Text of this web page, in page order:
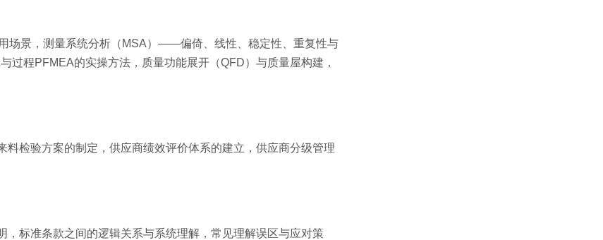
景，测量系统分析（MSA）——偏倚、线性、稳定性、重复性与
程PFMEA的实操方法，质量功能展开（QFD）与质量屋构建，
检验方案的制定，供应商绩效评价体系的建立，供应商分级管理
标准条款之间的逻辑关系与系统理解，常见理解误区与应对策